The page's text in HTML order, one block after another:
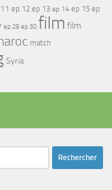
ep 12 ep 13 ep 14 ep 15 ep
ep 28 ep 30 film film
match
Syria